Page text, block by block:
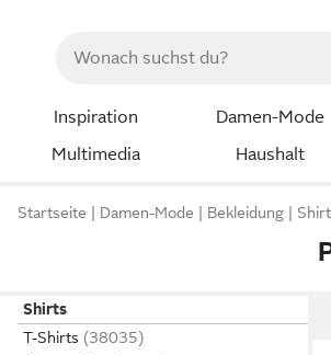
Inspiration Damen-Mode
Multimedia
Haushalt
Startseite Damen-Mode Bekleidung
Shirts
T-Shirts